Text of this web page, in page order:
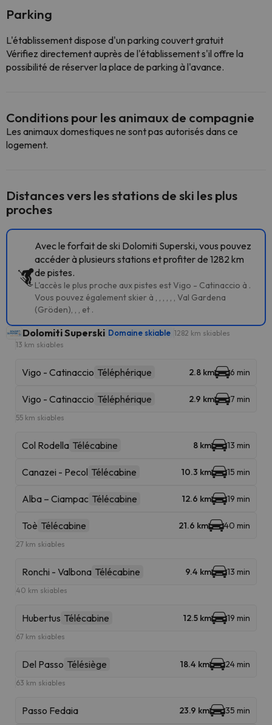
Parking
L'établissement dispose d'un parking couvert gratuit
Vérifiez directement auprès de l'établissement s'il offre la
possibilité de réserver la place de parking à l'avance.
Conditions pour les animaux de compagnie
Les animaux domestiques ne sont pas autorisés dans ce
logement.
Distances vers les stations de ski les plus
proches
Avec le forfait de ski Dolomiti Superski, vous pouvez
accéder à plusieurs stations et profiter de 1282 km
de pistes.
L'accès le plus proche aux pistes est Vigo - Catinaccio à .
Vous pouvez également skier à , , , , , , Val Gardena
(Gröden), , , et .
Dolomiti Superski Domaine skiable 1282 km skiables
13 km skiables
Vigo - Catinaccio Téléphérique 2.8 km 6 min
Vigo - Catinaccio Téléphérique 2.9 km 7 min
55 km skiables
Col Rodella Télécabine 8 km 13 min
Canazei - Pecol Télécabine 10.3 km 15 min
Alba – Ciampac Télécabine 12.6 km 19 min
Toè Télécabine 21.6 km 40 min
27 km skiables
Ronchi - Valbona Télécabine 9.4 km 13 min
40 km skiables
Hubertus Télécabine 12.5 km 19 min
67 km skiables
Del Passo Télésiège 18.4 km 24 min
63 km skiables
Passo Fedaia 23.9 km 35 min